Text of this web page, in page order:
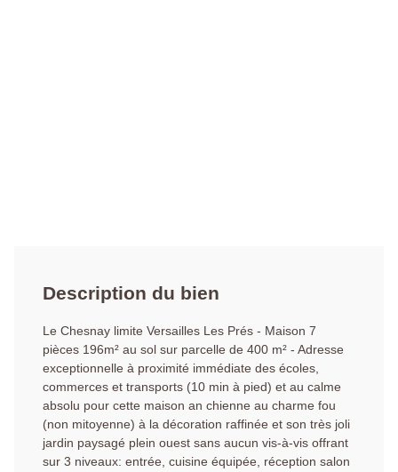
Description du bien
Le Chesnay limite Versailles Les Prés - Maison 7
pièces 196m² au sol sur parcelle de 400 m² - Adresse
exceptionnelle à proximité immédiate des écoles,
commerces et transports (10 min à pied) et au calme
absolu pour cette maison an chienne au charme fou
(non mitoyenne) à la décoration raffinée et son très joli
jardin paysagé plein ouest sans aucun vis-à-vis offrant
sur 3 niveaux: entrée, cuisine équipée, réception salon